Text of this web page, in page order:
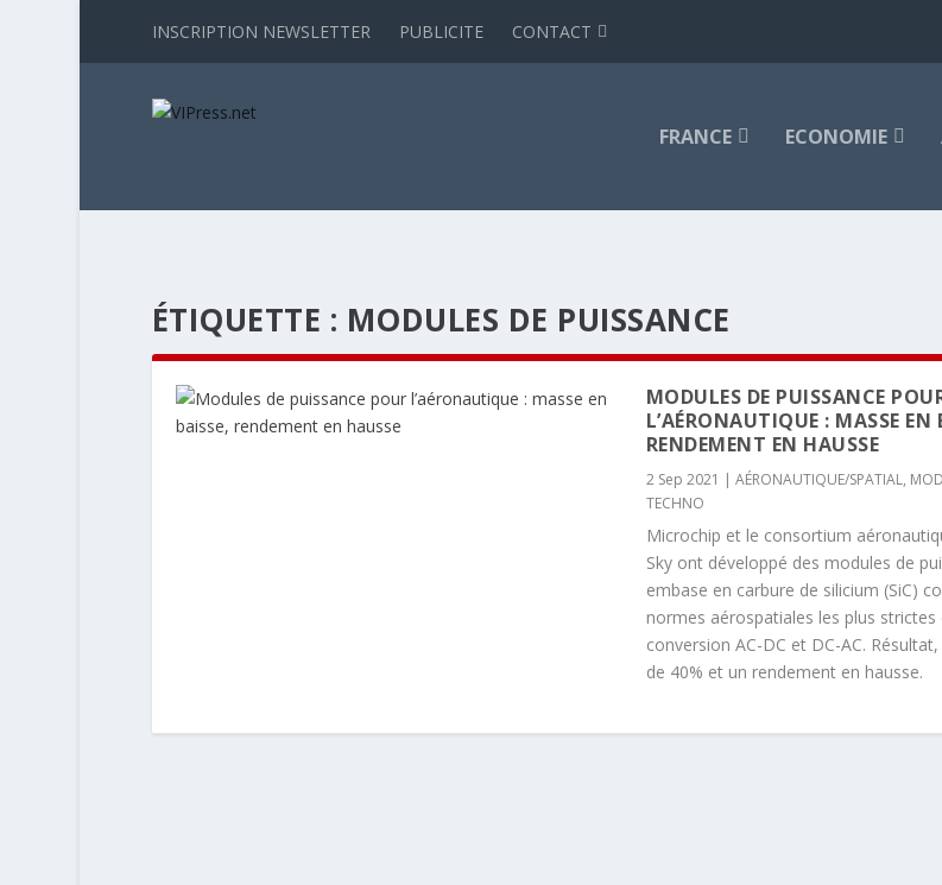
INSCRIPTION NEWSLETTER PUBLICITE CONTACT
FRANCE ECONOMIE
ÉTIQUETTE : MODULES DE PUISSANCE
MODULES DE PUISSANCE
L’AÉRONAUTIQUE : MASSE EN
RENDEMENT EN HAUSSE
2 Sep 2021 | AÉRONAUTIQUE/SPATIAL,
TECHNO
Microchip et le consortium
Sky ont développé des modules de
embase en carbure de silicium (SiC)
normes aérospatiales les plus
conversion AC-DC et DC-AC.
de 40% et un rendement en hausse.